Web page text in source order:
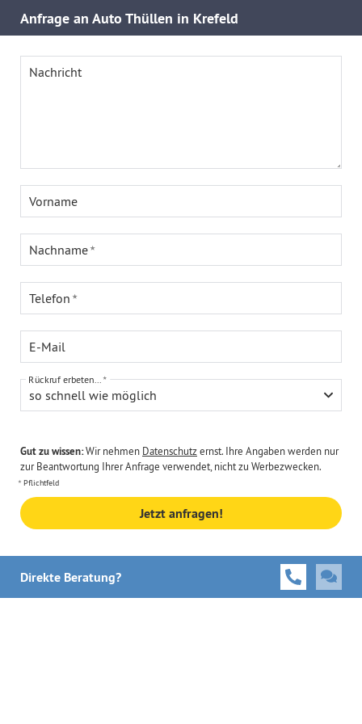
Anfrage an Auto Thüllen in Krefeld
Nachricht
Vorname
Nachname
Telefon
E-Mail
so schnell wie möglich
Rückruf erbeten...
Gut zu wissen:Wir nehmen Datenschutzernst. Ihre Angaben werden nur
zur Beantwortung Ihrer Anfrage verwendet, nicht zu Werbezwecken.
Pflichtfeld
Jetzt anfragen!
Direkte Beratung?